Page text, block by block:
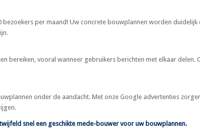
bezoekers per maand! Uw concrete bouwplannen worden
bereiken, vooral wanneer gebruikers berichten met elkaar
onder de aandacht. Met onze Google advertenties
snel een geschikte mede-bouwer voor uw bouwplannen.